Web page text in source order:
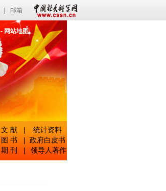
邮箱
- 网站地图
文 献 |
统计资料
图 书 | 政府白皮书
期 刊 | 领导人著作